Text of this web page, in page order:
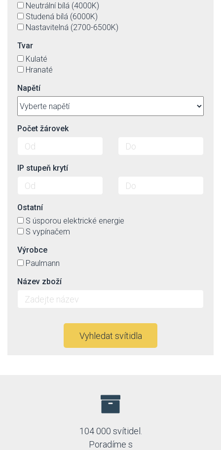
Neutrální bílá (4000K)
Studená bílá (6000K)
Nastavitelná (2700-6500K)
Tvar
Kulaté
Hranaté
Napětí
Počet žárovek
IP stupeň krytí
Ostatní
S úsporou elektrické energie
S vypínačem
Výrobce
Paulmann
Název zboží
Vyhledat svítidla
104 000 svítidel.
Poradíme s